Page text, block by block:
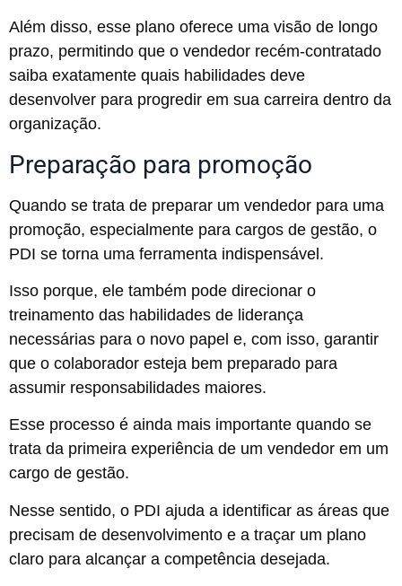
Além disso, esse plano oferece uma visão de longo
prazo, permitindo que o vendedor recém-contratado
saiba exatamente quais habilidades deve
desenvolver para progredir em sua carreira dentro da
organização.
Preparação para promoção
Quando se trata de preparar um vendedor para uma
promoção, especialmente para cargos de gestão, o
PDI se torna uma ferramenta indispensável.
Isso porque, ele também pode direcionar o
treinamento das habilidades de liderança
necessárias para o novo papel e, com isso, garantir
que o colaborador esteja bem preparado para
assumir responsabilidades maiores.
Esse processo é ainda mais importante quando se
trata da primeira experiência de um vendedor em um
cargo de gestão.
Nesse sentido, o PDI ajuda a identificar as áreas que
precisam de desenvolvimento e a traçar um plano
claro para alcançar a competência desejada.